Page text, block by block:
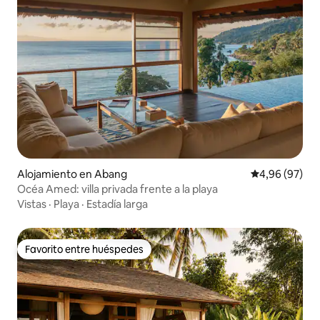
Alojamiento en Abang Calificación
4,96 (97)
Océa Amed: villa privada frente a la playa
Vistas · Playa · Estadía larga
Favorito entre huéspedes
Favorito entre huéspedes